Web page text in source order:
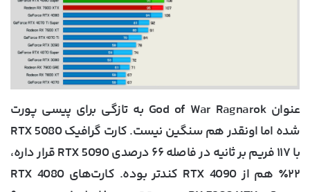
عنوان God of War Ragnarok به تازگی برای پیسی پورت
شده اما اونقدر هم سنگین نیست. کارت گرافیک RTX 5080
با ۱۱۷ فریم بر ثانیه در فاصله ۶۶ درصدی RTX 5090 قرار داره،
۲۲٪ هم از RTX 4090 کندتر بوده. کارت‌های RTX 4080